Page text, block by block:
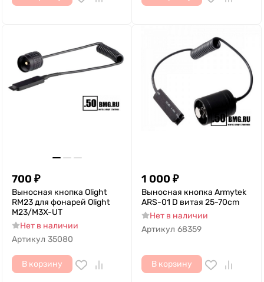
700 ₽
Выносная кнопка Olight
RM23 для фонарей Olight
M23/M3X-UT
Нет в наличии
Артикул 35080
В корзину
1 000 ₽
Выносная кнопка Armytek
ARS-01 D витая 25-70cm
Нет в наличии
Артикул 68359
В корзину